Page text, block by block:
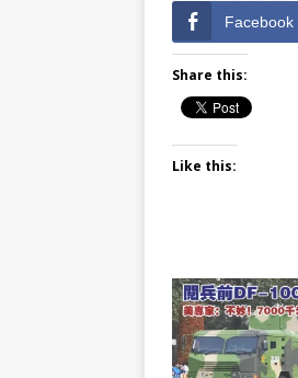
Facebook
Share this:
Like this: